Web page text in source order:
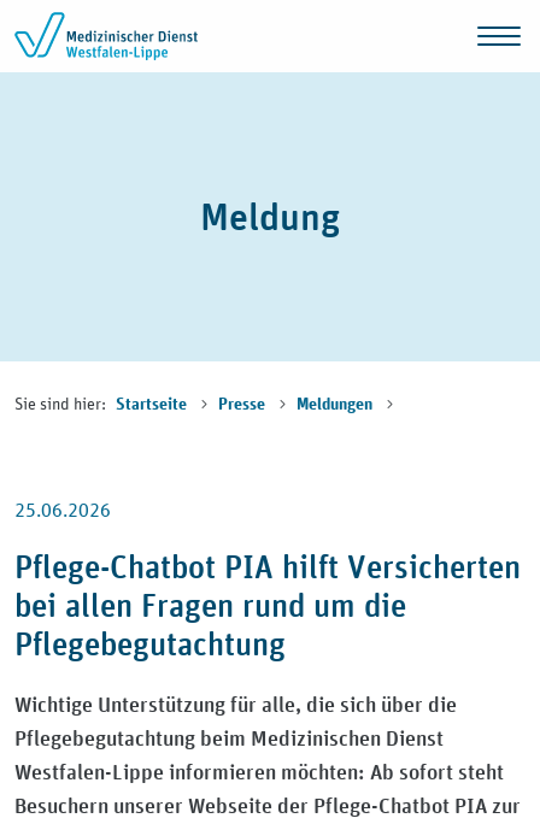
Zum Inhalt springen
Meldung
Sie sind hier: Startseite Presse Meldungen
25.06.2026
Pflege-Chatbot PIA hilft Versicherten
bei allen Fragen rund um die
Pflegebegutachtung
Wichtige Unterstützung für alle, die sich über die
Pflegebegutachtung beim Medizinischen Dienst
Westfalen-Lippe informieren möchten: Ab sofort steht
Besuchern unserer Webseite der Pflege-Chatbot PIA zur